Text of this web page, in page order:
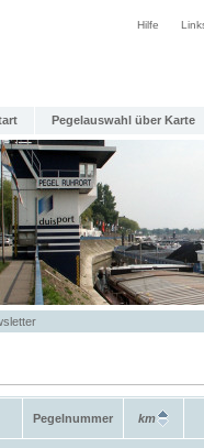
Hilfe
Pegelauswahl über Karte
Pegelnummer km